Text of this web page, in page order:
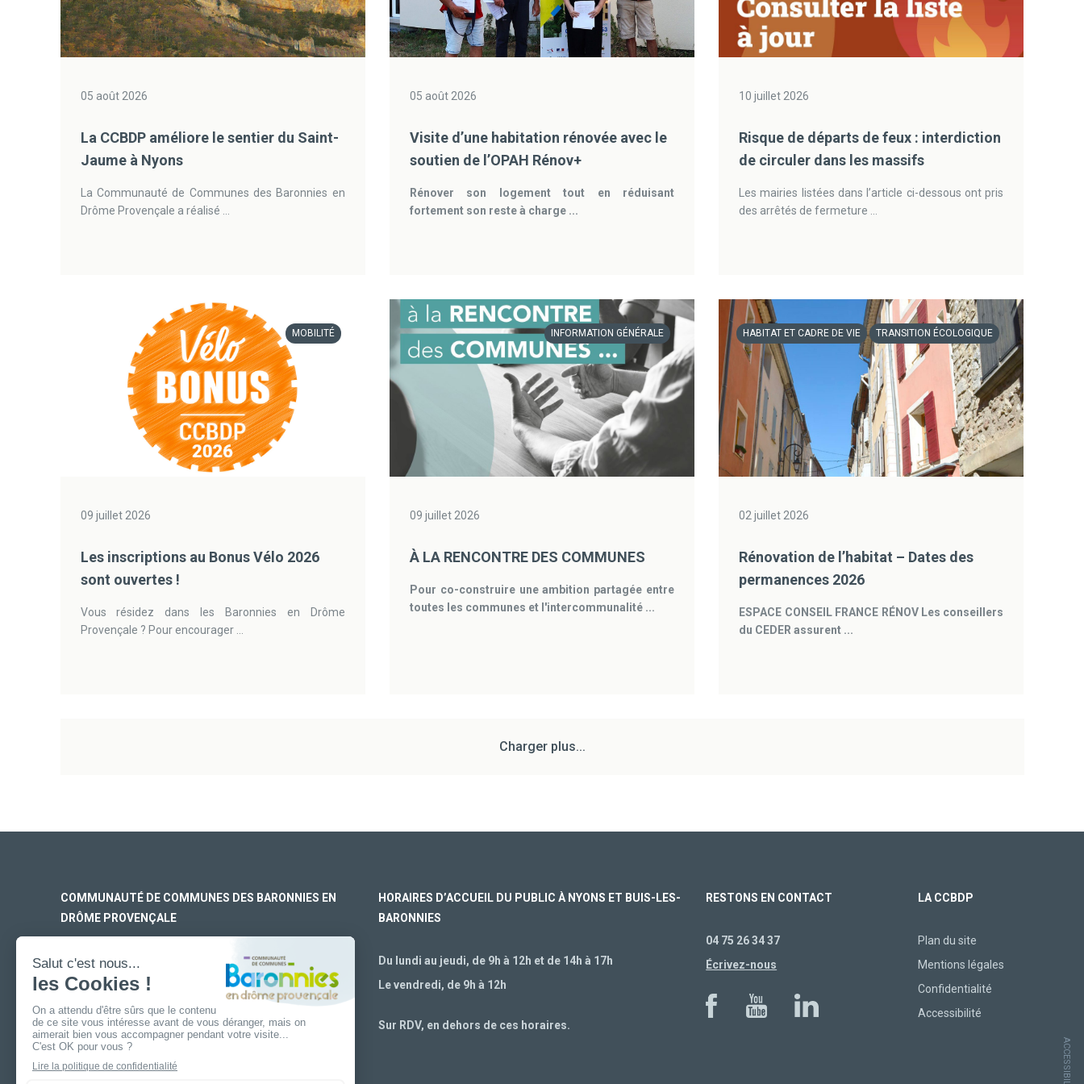
05 août 2026
La CCBDP améliore le sentier du Saint-
Jaume à Nyons
La Communauté de Communes des Baronnies en
Drôme Provençale a réalisé ...
05 août 2026
Visite d’une habitation rénovée avec le
soutien de l’OPAH Rénov+
Rénover son logement tout en réduisant
fortement son reste à charge ...
10 juillet 2026
Risque de départs de feux : interdiction
de circuler dans les massifs
Les mairies listées dans l’article ci-dessous ont pris
des arrêtés de fermeture ...
MOBILITÉ
09 juillet 2026
Les inscriptions au Bonus Vélo 2026
sont ouvertes !
Vous résidez dans les Baronnies en Drôme
Provençale ? Pour encourager ...
INFORMATION GÉNÉRALE
09 juillet 2026
À LA RENCONTRE DES COMMUNES
Pour co-construire une ambition partagée entre
toutes les communes et l'intercommunalité ...
HABITAT ET CADRE DE VIE TRANSITION ÉCOLOGIQUE
02 juillet 2026
Rénovation de l’habitat – Dates des
permanences 2026
ESPACE CONSEIL FRANCE RÉNOV Les conseillers
du CEDER assurent ...
Charger plus...
COMMUNAUTÉ DE COMMUNES DES BARONNIES EN
DRÔME PROVENÇALE
SIÈGE SOCIAL
170 rue Ferdinand Fert
Les Laurons – CS 30005
26110 Nyons
ANTENNE DE BUIS-LES-BARONNIES
HORAIRES D’ACCUEIL DU PUBLIC À NYONS ET BUIS-LES-
BARONNIES
Du lundi au jeudi, de 9h à 12h et de 14h à 17h
Le vendredi, de 9h à 12h
Sur RDV, en dehors de ces horaires.
RESTONS EN CONTACT
04 75 26 34 37
Écrivez-nous
LA CCBDP
Plan du site
Mentions légales
Confidentialité
Accessibilité
ACCESSIBILITÉ